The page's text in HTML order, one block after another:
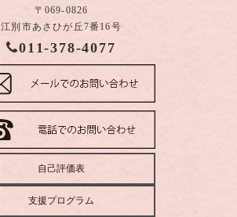
〒069-0826
江別市あさひが丘7番16号
011-378-4077
自己評価表
支援プログラム